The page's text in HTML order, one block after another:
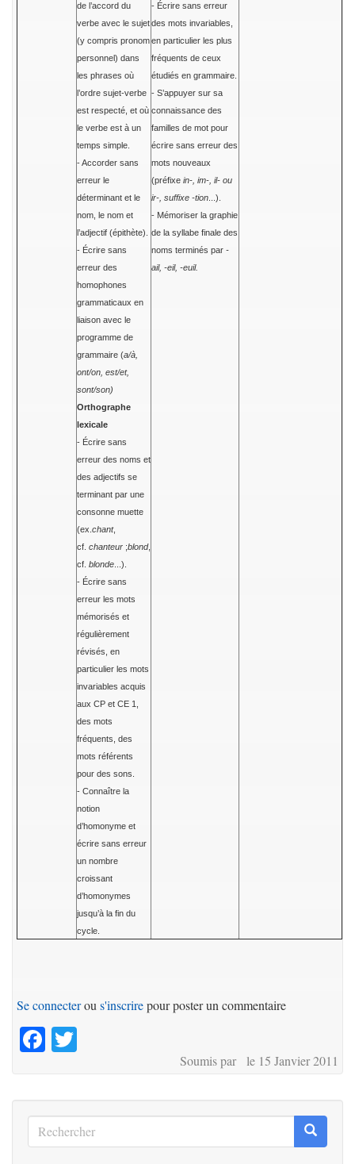
de l’accord du
verbe avec le sujet
(y compris pronom
personnel) dans
les phrases où
l’ordre sujet-verbe
est respecté, et où
le verbe est à un
temps simple.
- Accorder sans
erreur le
déterminant et le
nom, le nom et
l’adjectif (épithète).
- Écrire sans
erreur des
homophones
grammaticaux en
liaison avec le
programme de
grammaire (a/à,
ont/on, est/et,
sont/son)
Orthographe
lexicale
- Écrire sans
erreur des noms et
des adjectifs se
terminant par une
consonne muette
(ex. chant,
cf. chanteur ;blond,
cf. blonde ...).
- Écrire sans
erreur les mots
mémorisés et
régulièrement
révisés, en
particulier les mots
invariables acquis
aux CP et CE 1,
des mots
fréquents, des
mots référents
pour des sons.
- Connaître la
notion
d’homonyme et
écrire sans erreur
un nombre
croissant
d’homonymes
jusqu’à la fin du
cycle.
- Écrire sans erreur
des mots invariables,
en particulier les plus
fréquents de ceux
étudiés en grammaire.
- S’appuyer sur sa
connaissance des
familles de mot pour
écrire sans erreur des
mots nouveaux
(préfixe in-, im-, il- ou
ir-, suffixe -tion ...).
- Mémoriser la graphie
de la syllabe finale des
noms terminés par -
ail, -eil, -euil.
Se connecterou s'inscrirepour poster un commentaire
Facebook
Soumis par le 15 Janvier 2011
Rechercher
Rechercher